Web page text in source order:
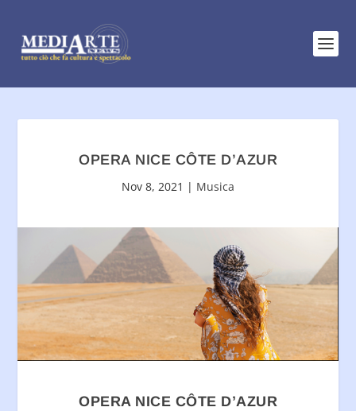
OPERA NICE CÔTE D’AZUR
Nov 8, 2021 | Musica
OPERA NICE CÔTE D’AZUR